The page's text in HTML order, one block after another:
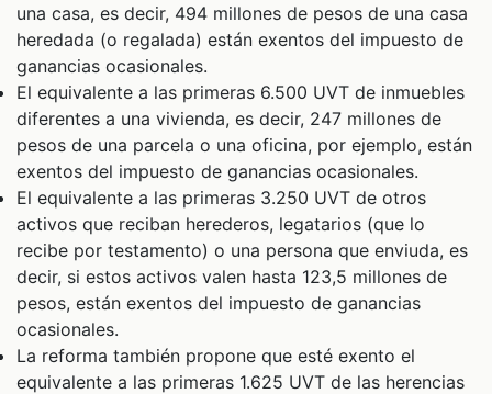
una casa, es decir, 494 millones de pesos de una casa
heredada (o regalada) están exentos del impuesto de
ganancias ocasionales.
El equivalente a las primeras 6.500 UVT de inmuebles
diferentes a una vivienda, es decir, 247 millones de
pesos de una parcela o una oficina, por ejemplo, están
exentos del impuesto de ganancias ocasionales.
El equivalente a las primeras 3.250 UVT de otros
activos que reciban herederos, legatarios (que lo
recibe por testamento) o una persona que enviuda, es
decir, si estos activos valen hasta 123,5 millones de
pesos, están exentos del impuesto de ganancias
ocasionales.
La reforma también propone que esté exento el
equivalente a las primeras 1.625 UVT de las herencias